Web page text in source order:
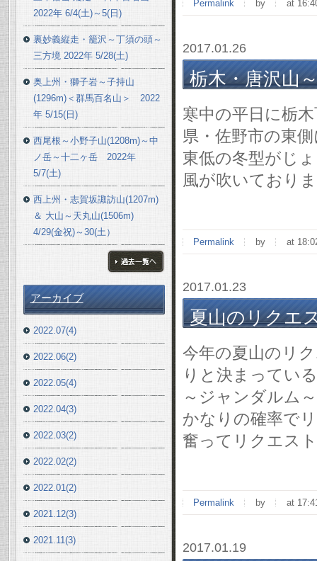
Permalink by at
2017.01.26
栃木・唐沢山
寒中の平日に栃
県・佐野市の東
東低の冬型がじ
風が吹いており
Permalink by at
2017.01.23
夏山のリクエ
今年の夏山のリ
りと決まってい
～ジャンダルム
かなりの確率で
奮ってリクエス
Permalink by at
2017.01.19
2022年 6/4(土)～5(日)
裏妙義縦走・籠沢～丁須の頭～
三方境 2022年 5/28(土)
奥上州・獅子岩～子持山
(1296m)＜群馬百名山＞ 2022
年 5/15(日)
西尾根～小野子山(1208m)～中
ノ岳～十二ヶ岳 2022年
5/7(土)
西上州・志賀坂諏訪山(1207m)
＆ 大山～天丸山(1506m)
4/29(金祝)～30(土）
アーカイブ
2022.07(4)
2022.06(2)
2022.05(4)
2022.04(3)
2022.03(2)
2022.02(2)
2022.01(2)
2021.12(3)
2021.11(3)